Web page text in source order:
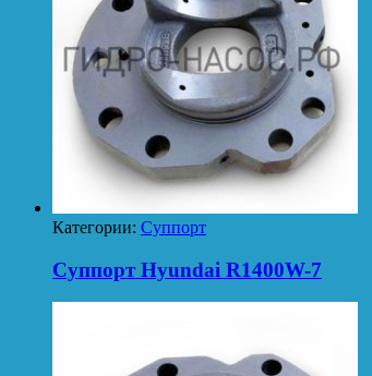
Категории: Суппорт
Суппорт Hyundai R1400W-7